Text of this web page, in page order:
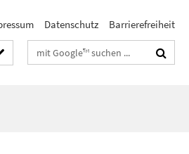
Datenschutz Barrierefreiheit
Suchbegriffe